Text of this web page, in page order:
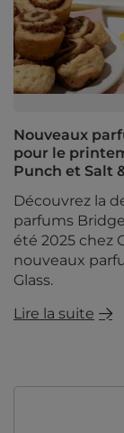
Nouveaux
pour le
Punch et Salt
Découvrez la
parfums
été 2025 chez
nouveaux
Glass.
Lire la suite